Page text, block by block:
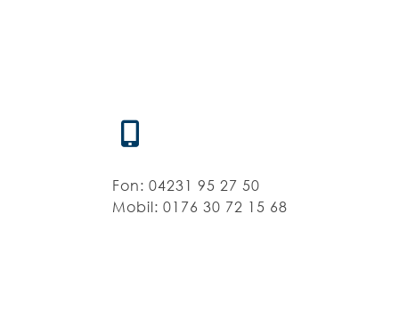
Fon: 04231 95 27 50
Mobil: 0176 30 72 15 68